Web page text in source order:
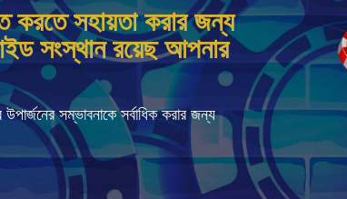
করতে সহায়তা করার জন্য
সংস্থান রয়েছ আপনার
সম্ভাবনাকে সর্বাধিক করার জন্য